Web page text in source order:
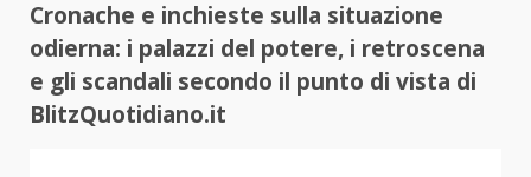
Cronache e inchieste sulla situazione
odierna: i palazzi del potere, i retroscena
e gli scandali secondo il punto di vista di
BlitzQuotidiano.it